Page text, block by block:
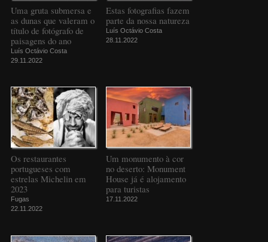
Uma gruta submersa e
as dunas que valeram o
título de fotógrafo de
paisagens do ano
Luís Octávio Costa
29.11.2022
Estas fotografias fazem
parte da nossa natureza
Luís Octávio Costa
28.11.2022
Os restaurantes
portugueses com
estrelas Michelin em
2023
Fugas
22.11.2022
Um monumento à cor
no deserto: Monument
House já é alojamento
para turistas
17.11.2022